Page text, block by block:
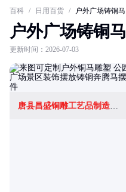
百科 / 日用百货 / 户外广场铸铜马
户外广场铸铜马
更新时间：2026-07-03
唐县昌盛铜雕工艺品制造有限公司